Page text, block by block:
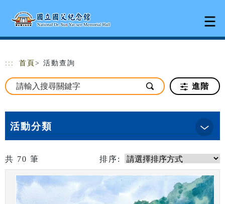
::: 首頁 > 活動查詢
進階
活動分類
共 70 筆 排序: